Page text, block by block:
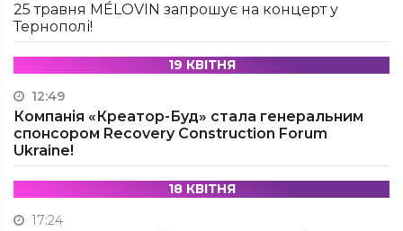
25 травня MÉLOVIN запрошує на концерт у
Тернополі!
19 КВІТНЯ
12:49
Компанія «Креатор-Буд» стала генеральним
спонсором Recovery Construction Forum
Ukraine!
18 КВІТНЯ
17:24